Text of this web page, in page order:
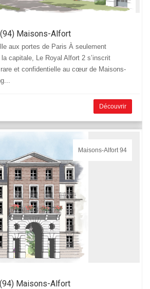
Maisons-Alfort
aux portes de Paris À seulement
capitale, Le Royal Alfort 2 s’inscrit
et confidentielle au cœur de Maisons-
Découvrir
Maisons-Alfort 94
Maisons-Alfort